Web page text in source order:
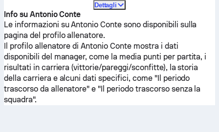
Dettagli
Info su Antonio Conte
Le informazioni su Antonio Conte sono disponibili sulla
pagina del profilo allenatore.
Il profilo allenatore di Antonio Conte mostra i dati
disponibili del manager, come la media punti per partita, i
risultati in carriera (vittorie/pareggi/sconfitte), la storia
della carriera e alcuni dati specifici, come "Il periodo
trascorso da allenatore" e "Il periodo trascorso senza la
squadra".